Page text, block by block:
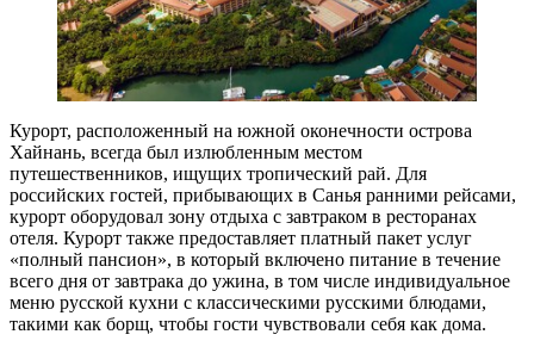
Курорт, расположенный на южной оконечности острова
Хайнань, всегда был излюбленным местом
путешественников, ищущих тропический рай. Для
российских гостей, прибывающих в Санья ранними рейсами,
курорт оборудовал зону отдыха с завтраком в ресторанах
отеля. Курорт также предоставляет платный пакет услуг
«полный пансион», в который включено питание в течение
всего дня от завтрака до ужина, в том числе индивидуальное
меню русской кухни с классическими русскими блюдами,
такими как борщ, чтобы гости чувствовали себя как дома.